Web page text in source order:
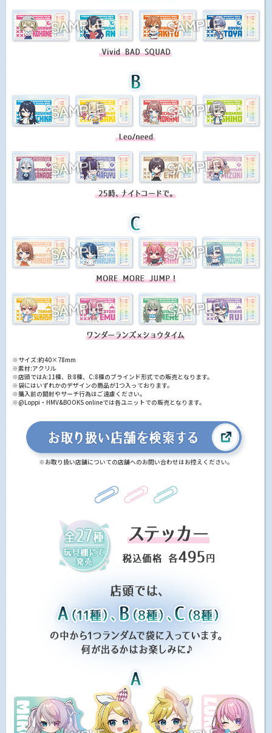
※サイズ:約40×78mm
※素材:アクリル
※店頭ではA:11種、B:8種、C:8種のブラインド形式での販売となります。
※袋にはいずれかのデザインの商品が1つ入っております。
※購入前の開封やサーチ行為はご遠慮ください。
※@Loppi・HMV&BOOKS onlineでは各ユニットでの販売となります。
※お取り扱い店舗についての店舗へのお問い合わせはお控えください。